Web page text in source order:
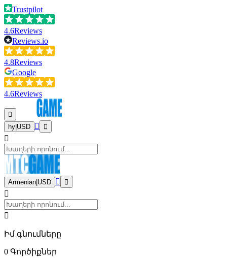
Trustpilot
4.6Reviews
Reviews.io
4.8Reviews
Google
4.6Reviews
hy USD
Armenian USD
Իմ գնումները
0 Գործիքներ